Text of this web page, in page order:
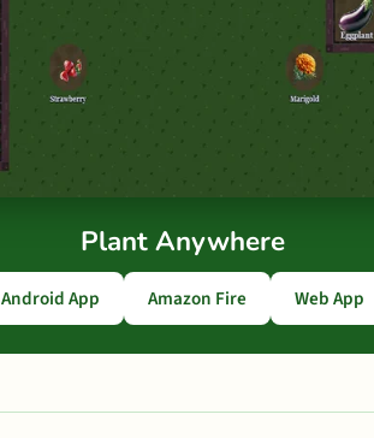
Plant Anywhere
Android App Amazon Fire Web App